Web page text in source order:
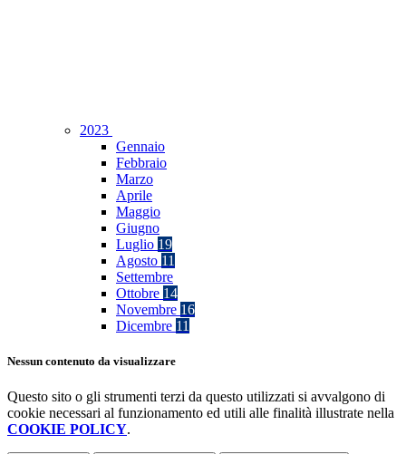
2023
Gennaio
Febbraio
Marzo
Aprile
Maggio
Giugno
Luglio 19
Agosto 11
Settembre
Ottobre 14
Novembre 16
Dicembre 11
Nessun contenuto da visualizzare
Questo sito o gli strumenti terzi da questo utilizzati si avvalgono di
cookie necessari al funzionamento ed utili alle finalità illustrate nella
COOKIE POLICY.